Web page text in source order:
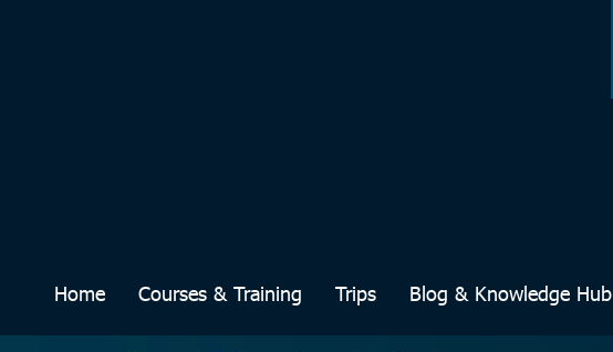
Home Courses & Training Trips Blog & Knowledge Hub